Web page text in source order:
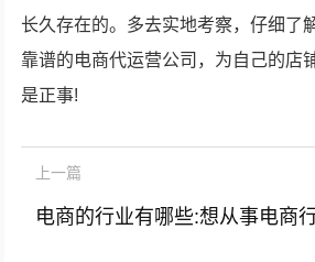
长久存在的。多去实地考察，仔细了
靠谱的电商代运营公司，为自己的店
是正事!
上一篇